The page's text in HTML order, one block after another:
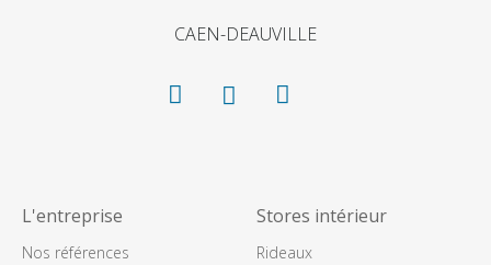
CAEN-DEAUVILLE
L'entreprise
Nos références
Stores intérieur
Rideaux